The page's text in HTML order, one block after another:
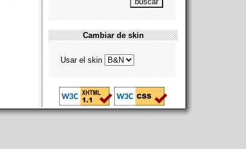
Cambiar de skin
Usar el skin